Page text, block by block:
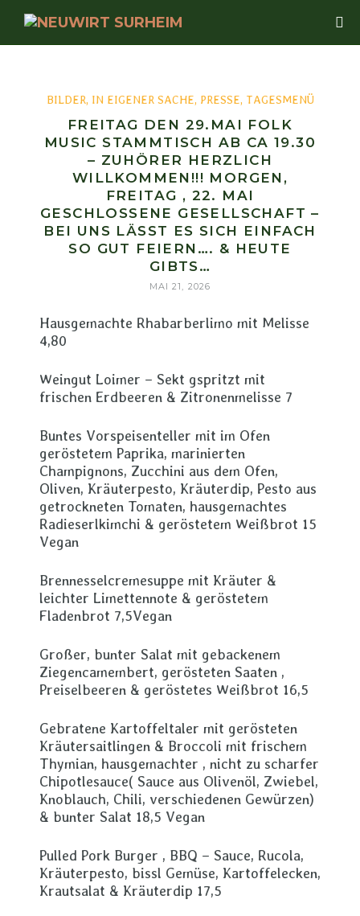
BILDER, IN EIGENER SACHE, PRESSE, TAGESMENÜ
FREITAG DEN 29.MAI FOLK
MUSIC STAMMTISCH AB CA 19.30
– ZUHÖRER HERZLICH
WILLKOMMEN!!! MORGEN,
FREITAG , 22. MAI
GESCHLOSSENE GESELLSCHAFT –
BEI UNS LÄSST ES SICH EINFACH S
O GUT FEIERN…. & HEUTE G
IBTS…
MAI 21, 2026
Hausgemachte Rhabarberlimo mit Melisse
4,80
Weingut Loimer – Sekt gspritzt mit
frischen Erdbeeren & Zitronenmelisse 7
Buntes Vorspeisenteller mit im Ofen
geröstetem Paprika, marinierten
Champignons, Zucchini aus dem Ofen,
Oliven, Kräuterpesto, Kräuterdip, Pesto aus
getrockneten Tomaten, hausgemachtes
Radieserlkimchi & geröstetem Weißbrot 15
Vegan
Brennesselcremesuppe mit Kräuter &
leichter Limettennote & geröstetem
Fladenbrot 7,5Vegan
Großer, bunter Salat mit gebackenem
Ziegencamembert, gerösteten Saaten ,
Preiselbeeren & geröstetes Weißbrot 16,5
Gebratene Kartoffeltaler mit gerösteten
Kräutersaitlingen & Broccoli mit frischem
Thymian, hausgemachter , nicht zu scharfer
Chipotlesauce( Sauce aus Olivenöl, Zwiebel,
Knoblauch, Chili, verschiedenen Gewürzen)
& bunter Salat 18,5 Vegan
Pulled Pork Burger , BBQ – Sauce, Rucola,
Kräuterpesto, bissl Gemüse, Kartoffelecken,
Krautsalat & Kräuterdip 17,5